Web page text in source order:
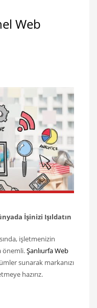
Web
İşinizi Işıldatın
işletmenizin
önemli.Şanlıurfa Web
sunarak markanızı
hazırız.